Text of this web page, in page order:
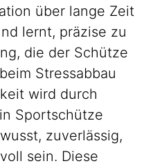
über lange Zeit
lernt, präzise zu
die der Schütze
Stressabbau
wird durch
Sportschütze
zuverlässig,
sein. Diese